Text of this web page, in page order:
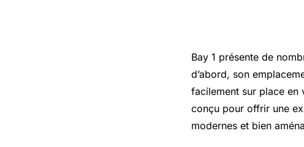
Bay 1 présente de
d’abord, son
facilement sur place en
conçu pour offrir une
modernes et bien